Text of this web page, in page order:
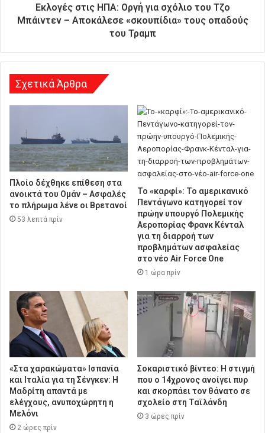
σ
Εκλογές στις ΗΠΑ: Οργή για σχόλιο του Τζο
Μπάιντεν – Αποκάλεσε «σκουπίδια» τους οπαδούς
του Τραμπ
Σχετικά Άρθρα
Πλοίο δέχθηκε επίθεση στα
ανοικτά του Ομάν – Ασφαλές
το πλήρωμα λένε οι Βρετανοί
53 λεπτά πρίν
Το «καρφί»: Το αμερικανικό
Πεντάγωνο κατηγορεί τον
πρώην υπουργό Πολεμικής
Αεροπορίας Φρανκ Κένταλ
για τη διαρροή των
προβλημάτων ασφαλείας
στο νέο Air Force One
1 ώρα πρίν
«Στα χαρακώματα» Ισπανία
και Ιταλία για τη Σένγκεν: Η
Μαδρίτη απαντά με
ελέγχους, ανυποχώρητη η
Μελόνι
2 ώρες πρίν
Σοκαριστικό βίντεο: Η στιγμή
που ο 14χρονος ανοίγει πυρ
και σκορπάει τον θάνατο σε
σχολείο στη Ταϊλάνδη
3 ώρες πρίν